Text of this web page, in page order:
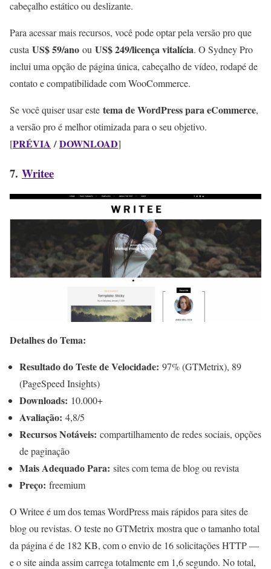
cabeçalho estático ou deslizante.
Para acessar mais recursos, você pode optar pela versão pro que
custa US$ 59/ano ou US$ 249/licença vitalícia. O Sydney Pro
inclui uma opção de página única, cabeçalho de vídeo, rodapé de
contato e compatibilidade com WooCommerce.
Se você quiser usar este tema de WordPress para eCommerce,
a versão pro é melhor otimizada para o seu objetivo.
[PRÉVIA /DOWNLOAD]
7. Writee
Detalhes do Tema:
Resultado do Teste de Velocidade: 97% (GTMetrix), 89
(PageSpeed Insights)
Downloads: 10.000+
Avaliação: 4,8/5
Recursos Notáveis: compartilhamento de redes sociais, opções
de paginação
Mais Adequado Para: sites com tema de blog ou revista
Preço: freemium
O Writee é um dos temas WordPress mais rápidos para sites de
blog ou revistas. O teste no GTMetrix mostra que o tamanho total
da página é de 182 KB, com o envio de 16 solicitações HTTP —
e o site ainda assim carrega totalmente em 1,6 segundo. No total,